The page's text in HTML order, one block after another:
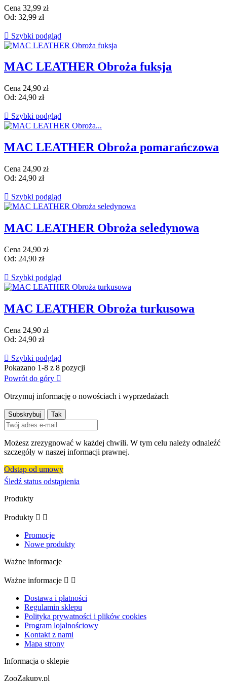
Cena 32,99 zł
Od: 32,99 zł
 Szybki podgląd
MAC LEATHER Obroża fuksja
Cena 24,90 zł
Od: 24,90 zł
 Szybki podgląd
MAC LEATHER Obroża pomarańczowa
Cena 24,90 zł
Od: 24,90 zł
 Szybki podgląd
MAC LEATHER Obroża seledynowa
Cena 24,90 zł
Od: 24,90 zł
 Szybki podgląd
MAC LEATHER Obroża turkusowa
Cena 24,90 zł
Od: 24,90 zł
 Szybki podgląd
Pokazano 1-8 z 8 pozycji
Powrót do góry 
Otrzymuj informację o nowościach i wyprzedażach
Możesz zrezygnować w każdej chwili. W tym celu należy odnaleźć
szczegóły w naszej informacji prawnej.
Odstąp od umowy
Śledź status odstąpienia
Produkty
Produkty  
Promocje
Nowe produkty
Ważne informacje
Ważne informacje  
Dostawa i płatności
Regulamin sklepu
Polityka prywatności i plików cookies
Program lojalnościowy
Kontakt z nami
Mapa strony
Informacja o sklepie
ZooZakupy.pl